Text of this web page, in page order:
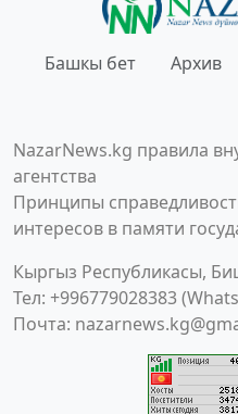
Башкы бет Архив
NazarNews.kg правила
агентства
Принципы
интересов в памяти
Кыргыз Республикасы,
Тел: +996779028383
Почта: